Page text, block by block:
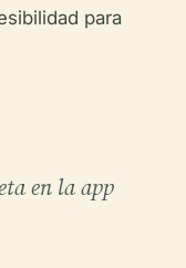
para
en la app